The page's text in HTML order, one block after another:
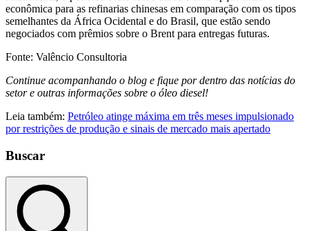
econômica para as refinarias chinesas em comparação com os tipos
semelhantes da África Ocidental e do Brasil, que estão sendo
negociados com prêmios sobre o Brent para entregas futuras.
Fonte: Valêncio Consultoria
Continue acompanhando o blog e fique por dentro das notícias do
setor e outras informações sobre o óleo diesel!
Leia também: Petróleo atinge máxima em três meses impulsionado
por restrições de produção e sinais de mercado mais apertado
Buscar